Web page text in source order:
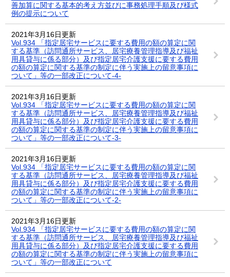
善加算に関する基本的考え方並びに事務処理手順及び様式
例の提示について
2021年3月16日更新
Vol.934 「指定居宅サービスに要する費用の額の算定に関
する基準（訪問通所サービス、居宅療養管理指導及び福祉
用具貸与に係る部分）及び指定居宅介護支援に要する費用
の額の算定に関する基準の制定に伴う実施上の留意事項に
ついて」等の一部改正について-4-
2021年3月16日更新
Vol.934 「指定居宅サービスに要する費用の額の算定に関
する基準（訪問通所サービス、居宅療養管理指導及び福祉
用具貸与に係る部分）及び指定居宅介護支援に要する費用
の額の算定に関する基準の制定に伴う実施上の留意事項に
ついて」等の一部改正について-3-
2021年3月16日更新
Vol.934 「指定居宅サービスに要する費用の額の算定に関
する基準（訪問通所サービス、居宅療養管理指導及び福祉
用具貸与に係る部分）及び指定居宅介護支援に要する費用
の額の算定に関する基準の制定に伴う実施上の留意事項に
ついて」等の一部改正について-2-
2021年3月16日更新
Vol.934 「指定居宅サービスに要する費用の額の算定に関
する基準（訪問通所サービス、居宅療養管理指導及び福祉
用具貸与に係る部分）及び指定居宅介護支援に要する費用
の額の算定に関する基準の制定に伴う実施上の留意事項に
ついて」等の一部改正について